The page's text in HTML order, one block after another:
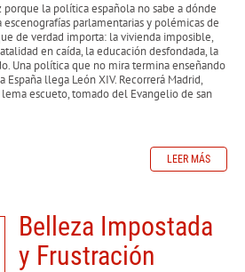
porque la política española no sabe a dónde
escenografías parlamentarias y polémicas de
de verdad importa: la vivienda imposible,
en caída, la educación desfondada, la
Una política que no mira termina enseñando
España llega León XIV. Recorrerá Madrid,
escueto, tomado del Evangelio de san
LEER MÁS
Belleza Impostada
y Frustración